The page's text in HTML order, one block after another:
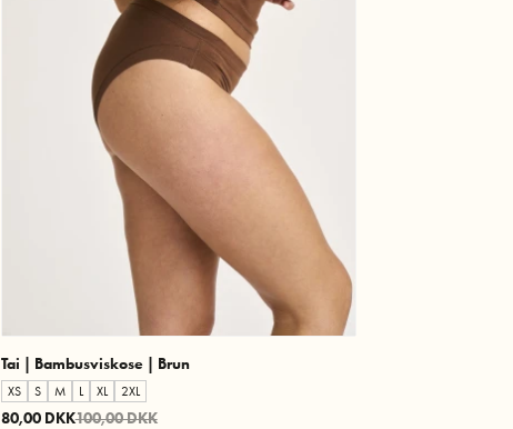
Tai | Bambusviskose | Brun
XS S M L XL 2XL
80,00 DKK100,00 DKK